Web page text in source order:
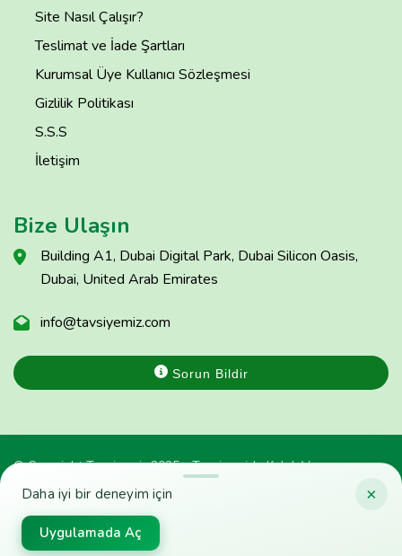
×
Daha iyi bir deneyim için
Uygulamada Aç
Site Nasıl Çalışır?
Teslimat ve İade Şartları
Kurumsal Üye Kullanıcı Sözleşmesi
Gizlilik Politikası
S.S.S
İletişim
Bize Ulaşın
Building A1, Dubai Digital Park, Dubai Silicon Oasis,
Dubai, United Arab Emirates
info@tavsiyemiz.com
Sorun Bildir
© Copyright Tavsiyemiz 2025 - Tavsiyemiz'e Kulak Ver